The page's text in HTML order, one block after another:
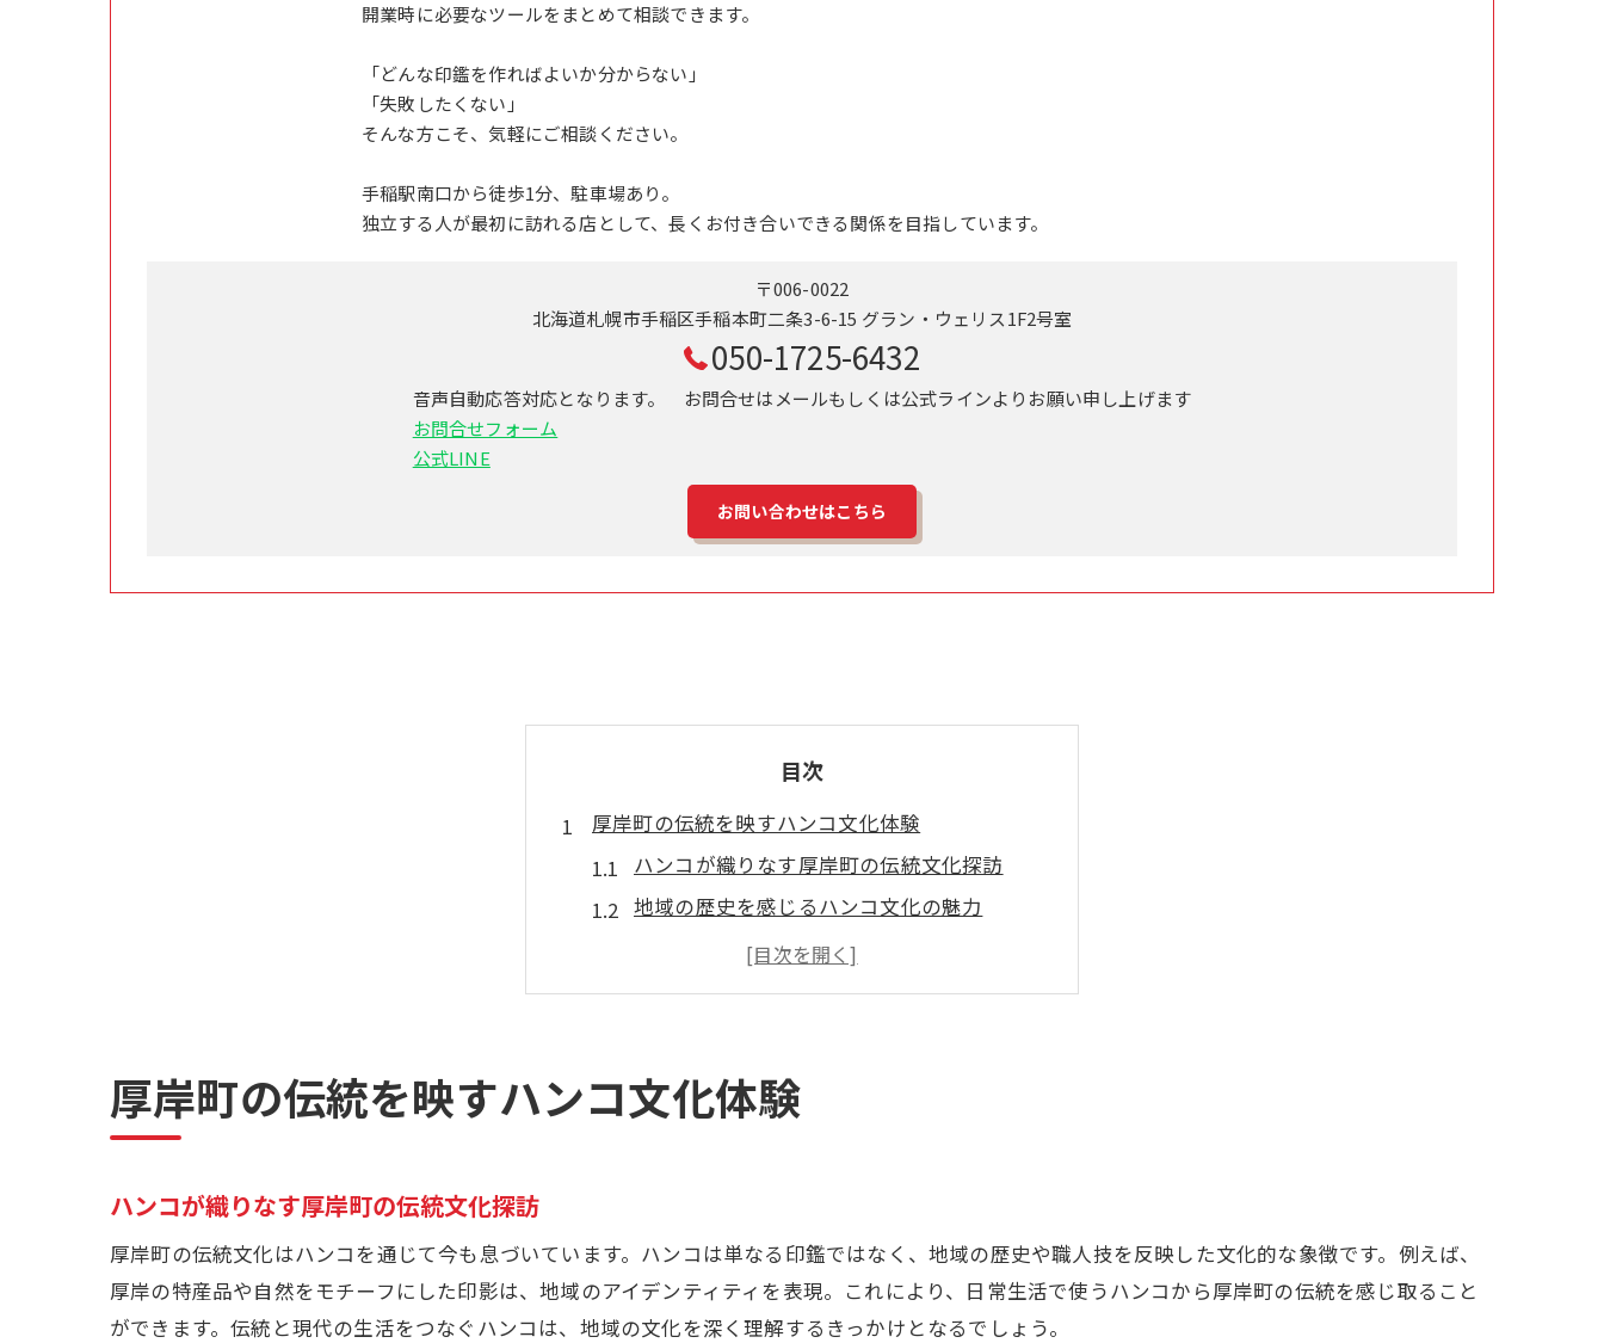
開業時に必要なツールをまとめて相談できます。
「どんな印鑑を作ればよいか分からない」
「失敗したくない」
そんな方こそ、気軽にご相談ください。
手稲駅南口から徒歩1分、駐車場あり。
独立する人が最初に訪れる店として、長くお付き合いできる関係を目指しています。
〒006-0022
北海道札幌市手稲区手稲本町二条3-6-15 グラン・ウェリス1F2号室
050-1725-6432
音声自動応答対応となります。 お問合せはメールもしくは公式ラインよりお願い申し上げます
お問合せフォーム
公式LINE
お問い合わせはこちら
目次
厚岸町の伝統を映すハンコ文化体験
ハンコが織りなす厚岸町の伝統文化探訪
地域の歴史を感じるハンコ文化の魅力
厚岸町ならではのハンコ体験ができる理由
ハンコと地域文化の関わり方を知る
ハンコ文化を通じて厚岸町を再発見
ハンコ選びで知る厚岸町ならではの魅力
厚岸町らしいハンコ選びのコツと工夫
ハンコ選びから学ぶ厚岸町の伝統美
個性を引き出すハンコ選びのポイント
厚岸町の伝統を映すハンコ文化体験
ハンコが織りなす厚岸町の伝統文化探訪
厚岸町の伝統文化はハンコを通じて今も息づいています。ハンコは単なる印鑑ではなく、地域の歴史や職人技を反映した文化的な象徴です。例えば、
厚岸の特産品や自然をモチーフにした印影は、地域のアイデンティティを表現。これにより、日常生活で使うハンコから厚岸町の伝統を感じ取ること
ができます。伝統と現代の生活をつなぐハンコは、地域の文化を深く理解するきっかけとなるでしょう。